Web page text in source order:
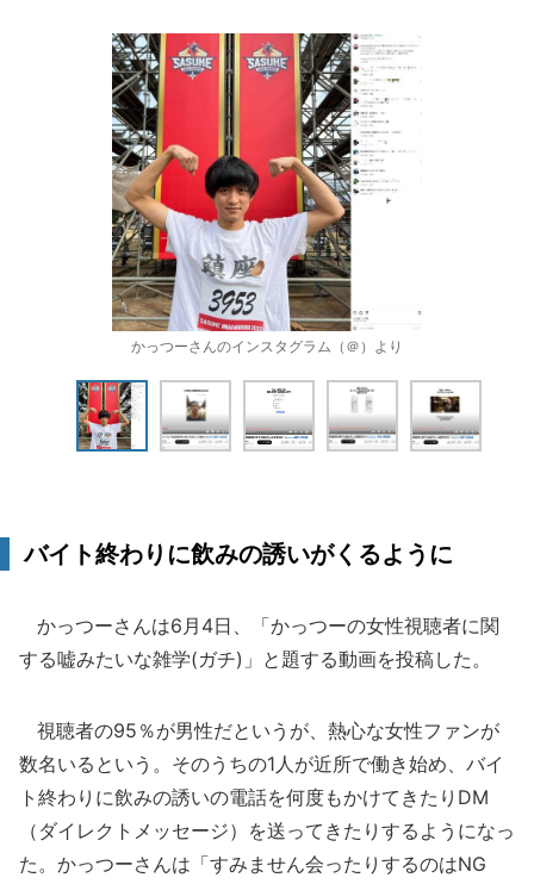
かっつーさんのインスタグラム（＠）より
バイト終わりに飲みの誘いがくるように
かっつーさんは6月4日、「かっつーの女性視聴者に関
する嘘みたいな雑学(ガチ)」と題する動画を投稿した。
視聴者の95％が男性だというが、熱心な女性ファンが
数名いるという。そのうちの1人が近所で働き始め、バイ
ト終わりに飲みの誘いの電話を何度もかけてきたりDM
（ダイレクトメッセージ）を送ってきたりするようになっ
た。かっつーさんは「すみません会ったりするのはNG